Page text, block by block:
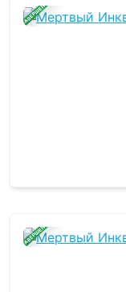
ЗАВЕРШЕНА
ЗАВЕРШЕНА